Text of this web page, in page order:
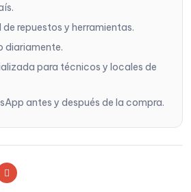
lista
repuestos y herramientas.
diariamente.
para técnicos y locales de
antes y después de la compra.
Email